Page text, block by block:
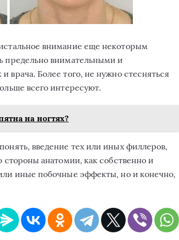
внимание еще некоторым
предельно внимательными и
Более того, не нужно стесняться
всего интересуют.
на ногтях?
введение тех или иных филлеров,
стороны анатомии, как собственно и
иные побочные эффекты, но и конечно,